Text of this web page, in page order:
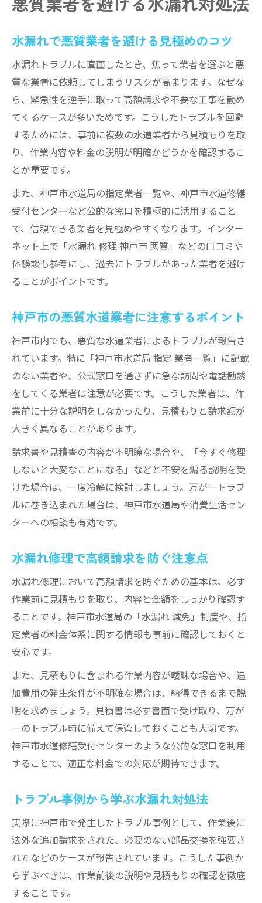
水漏れで悪質業者を避ける見極めのコツ
水漏れトラブルに直面したとき、焦って業者を選ぶと悪
質な業者に依頼してしまうリスクが高まります。なぜな
ら、緊急性を逆手に取って高額請求や不要な工事を勧め
てくるケースが多いためです。こうしたトラブルを回避
するためには、事前に複数の水道業者から見積もりを取
り、作業内容や料金の説明が明確かどうかを確認するこ
とが重要です。
また、神戸市水道局の指定業者一覧や、神戸市水道修繕
受付センターなど公的な窓口を積極的に活用すること
で、信頼できる業者を見極めやすくなります。インター
ネット上で「水漏れ 修理 神戸市 悪質」などの口コミや
体験談も参考にし、過去にトラブルがあった業者を避け
ることがポイントです。
神戸市の悪質水道業者に注意するポイント
神戸市内でも、悪質な水道業者によるトラブルが報告さ
れています。特に「神戸市水道局 指定 業者一覧」に記載
のない業者や、公式窓口を通さずに急な訪問や電話勧誘
をしてくる業者は注意が必要です。こうした業者は、作
業前に十分な説明をしなかったり、見積もりと請求額が
大きく異なることがあります。
請求書や見積書の内容が不明瞭な場合や、「今すぐ修理
しないと大変なことになる」などと不安を煽る説明を受
けた場合は、一度冷静に検討しましょう。万が一トラブ
ルに巻き込まれた場合は、神戸市水道局や消費生活セン
ターへの相談も有効です。
水漏れ修理で高額請求を防ぐ注意点
水漏れ修理において高額請求を防ぐための基本は、必ず
作業前に見積もりを取り、内容と金額をしっかり確認す
ることです。神戸市水道局の「水漏れ 減免」制度や、指
定業者の料金体系に関する情報も事前に確認しておくと
安心です。
また、見積もりに含まれる作業内容が曖昧な場合や、追
加費用の発生条件が不明確な場合は、納得できるまで説
明を求めましょう。見積書は必ず書面で受け取り、万が
一のトラブル時に備えて保管しておくことも大切です。
神戸市水道修繕受付センターのような公的な窓口を利用
することで、適正な料金での対応が期待できます。
トラブル事例から学ぶ水漏れ対処法
実際に神戸市で発生したトラブル事例として、作業後に
法外な追加請求をされた、必要のない部品交換を強要さ
れたなどのケースが報告されています。こうした事例か
ら学ぶべきは、作業前後の説明や見積もりの確認を徹底
することです。